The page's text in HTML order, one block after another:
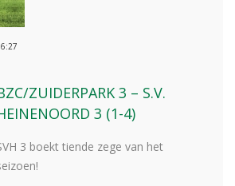
ZUIDERPARK 3 – S.V.
3 (1-4)
3 boekt tiende zege van het